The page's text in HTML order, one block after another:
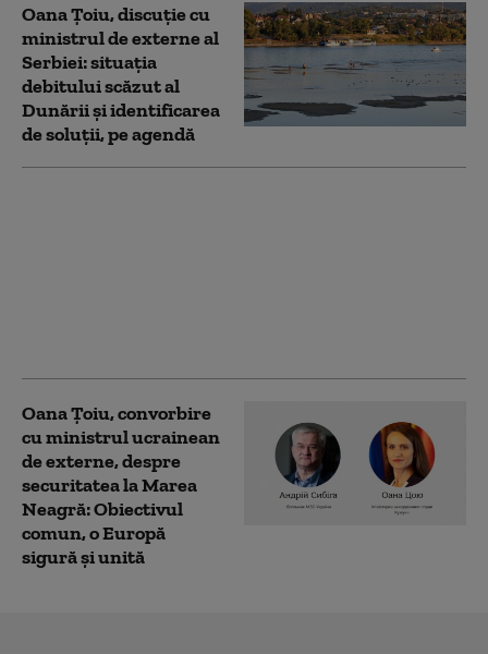
Oana Țoiu, discuție cu
ministrul de externe al
Serbiei: situația
debitului scăzut al
Dunării și identificarea
de soluții, pe agendă
Oana Ţoiu, convorbire
cu ministrul ucrainean
de externe, despre
securitatea la Marea
Neagră: Obiectivul
comun, o Europă
sigură și unită